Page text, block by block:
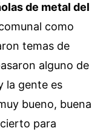
de metal del
como
temas de
alguno de
la gente es
bueno, buena
para